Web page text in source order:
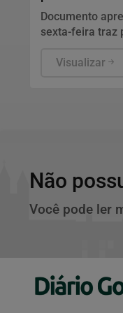
Segurança
Documento
sexta-feira traz
inteligência,
Visualizar
Não
Você pode ler